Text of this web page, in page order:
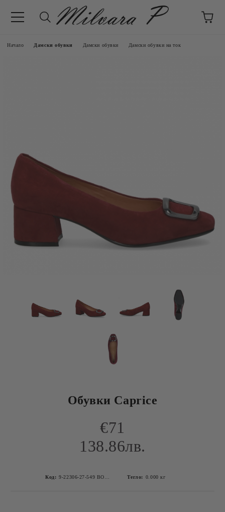
Начало Дамски обувки Дамски обувки Дамски обувки на ток
Обувки Caprice
€71
138.86лв.
Код: Тегло: 0.000 кг